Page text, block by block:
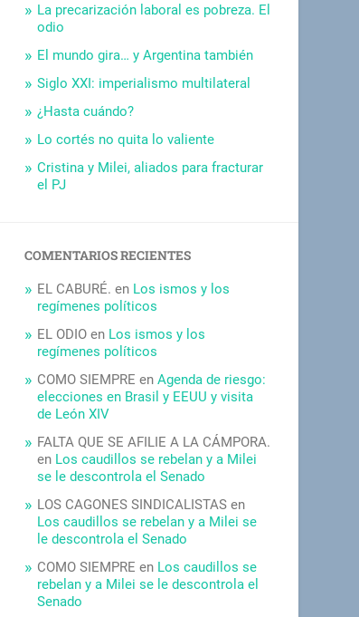
La precarización laboral es pobreza. El
odio
El mundo gira… y Argentina también
Siglo XXI: imperialismo multilateral
¿Hasta cuándo?
Lo cortés no quita lo valiente
Cristina y Milei, aliados para fracturar
el PJ
COMENTARIOS RECIENTES
EL CABURÉ. en Los ismos y los
regímenes políticos
EL ODIO en Los ismos y los
regímenes políticos
COMO SIEMPRE enAgenda de riesgo:
elecciones en Brasil y EEUU y visita
de León XIV
FALTA QUE SE AFILIE A LA CÁMPORA.
en Los caudillos se rebelan y a Milei
se le descontrola el Senado
LOS CAGONES SINDICALISTAS en
Los caudillos se rebelan y a Milei se
le descontrola el Senado
COMO SIEMPRE en Los caudillos se
rebelan y a Milei se le descontrola el
Senado